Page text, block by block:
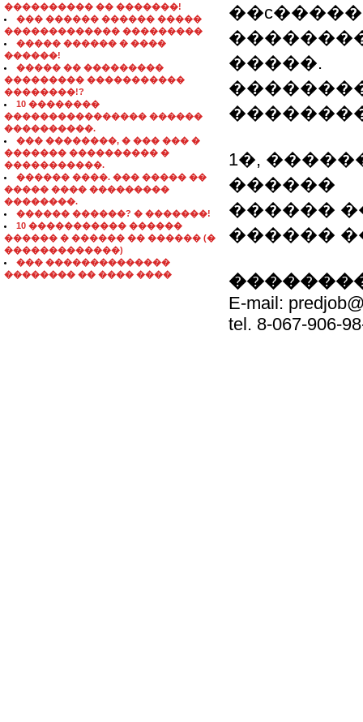
���������� �� �������!
��� ������ ������ �����
������������� ���������
����� ������ � ����
������!
����� �� ���������
��������� �����������
��������!?
10 ��������
���������������� ������
����������.
��� ��������, � ��� ��� �
������� ���������� �
�����������.
������ ����. ��� ����� ��
����� ���� ���������
��������.
������ ������? � �������!
10 ����������� ������
������ � ������ �� ������ (�
�������������)
��� ��������������
�������� �� ���� ����
�����.
1�,
������
������
������
E-mail:
tel. 8-067-906-